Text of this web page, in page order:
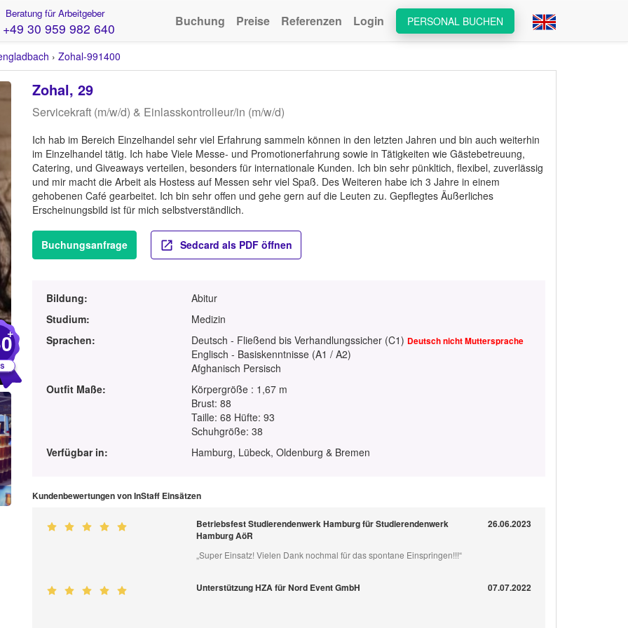
Beratung für Arbeitgeber
+49 30 959 982 640 PERSONAL BUCHEN
Buchung Preise Referenzen Login
› Zohal-991400
+
Zohal, 29
Servicekraft (m/w/d) & Einlasskontrolleur/in (m/w/d)
Ich hab im Bereich Einzelhandel sehr viel Erfahrung sammeln können in den letzten Jahren und bin auch weiterhin
im Einzelhandel tätig. Ich habe Viele Messe- und Promotionerfahrung sowie in Tätigkeiten wie Gästebetreuung,
Catering, und Giveaways verteilen, besonders für internationale Kunden. Ich bin sehr pünkltich, flexibel, zuverlässig
und mir macht die Arbeit als Hostess auf Messen sehr viel Spaß. Des Weiteren habe ich 3 Jahre in einem
gehobenen Café gearbeitet. Ich bin sehr offen und gehe gern auf die Leuten zu. Gepflegtes Äußerliches
Erscheinungsbild ist für mich selbstverständlich.
Buchungsanfrage Sedcard als PDF öffnen
Bildung:
Abitur
Studium:
Medizin
Sprachen:
Deutsch - Fließend bis Verhandlungssicher (C1) Deutsch nicht Muttersprache
Englisch - Basiskenntnisse (A1 / A2)
Afghanisch Persisch
Outfit Maße:
Körpergröße : 1,67 m
Brust: 88
Taille: 68 Hüfte: 93
Schuhgröße: 38
Verfügbar in:
Hamburg, Lübeck, Oldenburg & Bremen
Kundenbewertungen von InStaff Einsätzen
Betriebsfest Studierendenwerk Hamburg für Studierendenwerk
Hamburg AöR
26.06.2023
„Super Einsatz! Vielen Dank nochmal für das spontane Einspringen!!!“
Unterstützung HZA für Nord Event GmbH 07.07.2022